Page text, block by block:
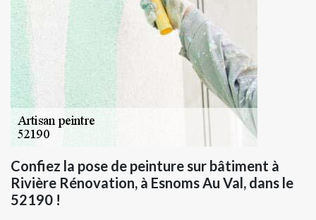
Confiez la pose de peinture sur bâtiment à
Rivière Rénovation, à Esnoms Au Val, dans le
52190 !